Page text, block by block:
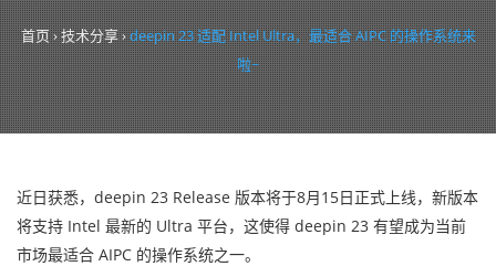
首页›技术分享›deepin 23 适配 Intel Ultra，最适合 AIPC 的操作系统来
啦~
近日获悉，deepin 23 Release 版本将于8月15日正式上线，新版本
将支持 Intel 最新的 Ultra 平台，这使得 deepin 23 有望成为当前
市场最适合 AIPC 的操作系统之一。